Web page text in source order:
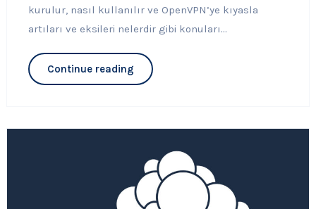
kurulur, nasıl kullanılır ve OpenVPN’ye kıyasla
artıları ve eksileri nelerdir gibi konuları...
Continue reading